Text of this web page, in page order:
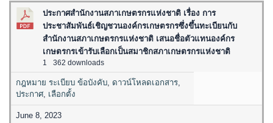
ประกาศสำนักงานสภาเกษตรกรแห่งชาติ เรื่อง การ
ประชาสัมพันธ์เชิญชวนองค์กรเกษตรกรซึ่งขึ้นทะเบียนกับ
สำนักงานสภาเกษตรกรแห่งชาติ เสนอชื่อตัวแทนองค์กร
เกษตรกรเข้ารับเลือกเป็นสมาชิกสภาเกษตรกรแห่งชาติ
1 362 downloads
กฎหมาย ระเบียบ ข้อบังคับ, ดาวน์โหลดเอกสาร,
ประกาศ, เลือกตั้ง
June 8, 2023